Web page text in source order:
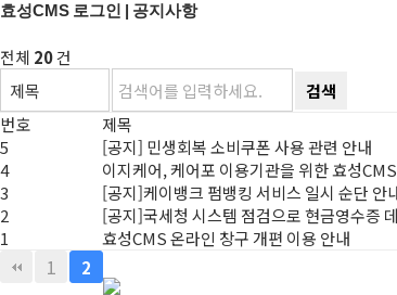
효성CMS 로그인 | 공지사항
전체 20건
검색
번호
제목
5
[공지] 민생회복 소비쿠폰 사용 관련 안내
4
이지케어, 케어포 이용기관을 위한 효성
3
[공지]케이뱅크 펌뱅킹 서비스 일시 순단 안
2
[공지]국세청 시스템 점검으로 현금영수증
1
효성CMS 온라인 창구 개편 이용 안내
1
2